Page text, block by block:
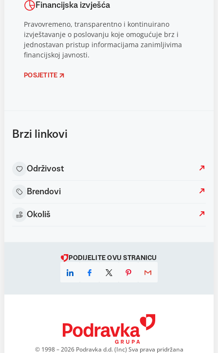
Financijska izvješća
Pravovremeno, transparentno i kontinuirano
izvještavanje o poslovanju koje omogućuje brz i
jednostavan pristup informacijama zanimljivima
financijskoj javnosti.
POSJETITE
Brzi linkovi
Održivost
Brendovi
Okoliš
PODIJELITE OVU STRANICU
© 1998 – 2026 Podravka d.d. (Inc) Sva prava pridržana